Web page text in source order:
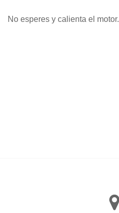
No esperes y calienta el motor.